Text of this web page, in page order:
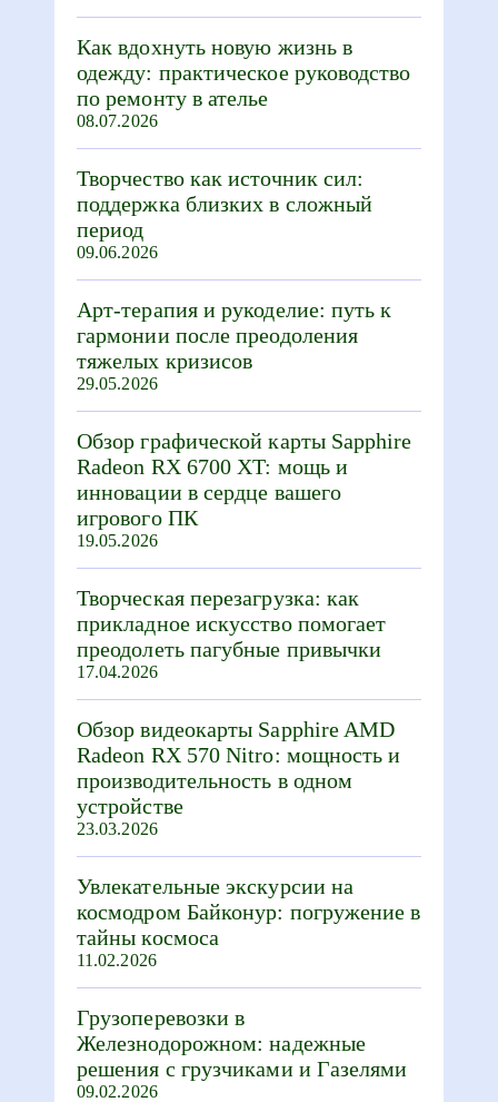
Как вдохнуть новую жизнь в
одежду: практическое руководство
по ремонту в ателье
08.07.2026
Творчество как источник сил:
поддержка близких в сложный
период
09.06.2026
Арт-терапия и рукоделие: путь к
гармонии после преодоления
тяжелых кризисов
29.05.2026
Обзор графической карты Sapphire
Radeon RX 6700 XT: мощь и
инновации в сердце вашего
игрового ПК
19.05.2026
Творческая перезагрузка: как
прикладное искусство помогает
преодолеть пагубные привычки
17.04.2026
Обзор видеокарты Sapphire AMD
Radeon RX 570 Nitro: мощность и
производительность в одном
устройстве
23.03.2026
Увлекательные экскурсии на
космодром Байконур: погружение в
тайны космоса
11.02.2026
Грузоперевозки в
Железнодорожном: надежные
решения с грузчиками и Газелями
09.02.2026